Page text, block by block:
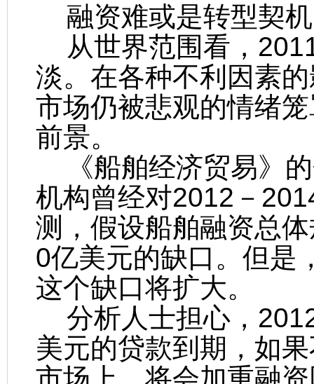
融资难或是转型契机
从世界范围看，
淡。在各种不利因素
市场仍被悲观的情绪
前景。
《船舶经济贸易》
机构曾经对2012－
测，假设船舶融资总
0亿美元的缺口。但是
这个缺口将扩大。
分析人士担心，
美元的贷款到期，如